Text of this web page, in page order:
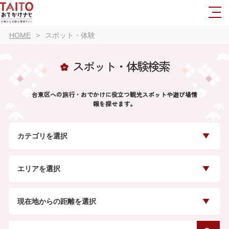
HOME スポット・体験
スポット・体験検索
台東区への旅行・おでかけに役立つ観光スポットや遊び場情
報を探せます。
カテゴリを選択
エリアを選択
現在地からの距離を選択